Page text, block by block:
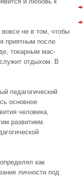
не в том, чтобы
приятным после
токарным мас­
отдыхом. В
педагогический
основное
человека,
развитием.
как
личности под